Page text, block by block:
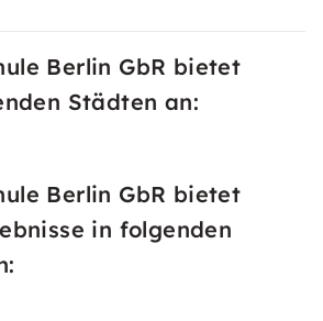
Berlin GbR bietet
Städten an:
Berlin GbR bietet
in folgenden